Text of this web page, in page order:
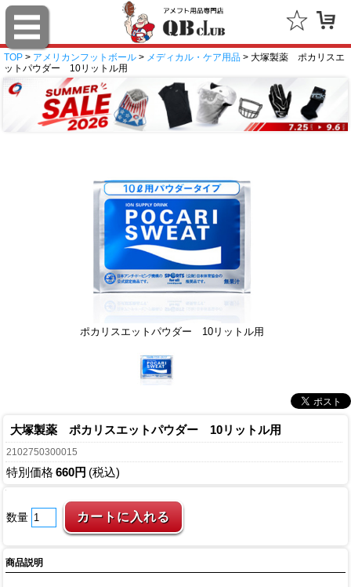
TOP > アメリカンフットボール > メディカル・ケア用品 > 大塚製薬 ポカリスエ
ットパウダー 10リットル用
ポカリスエットパウダー 10リットル用
大塚製薬 ポカリスエットパウダー 10リットル用
2102750300015
特別価格 660円 (税込)
数量
商品説明